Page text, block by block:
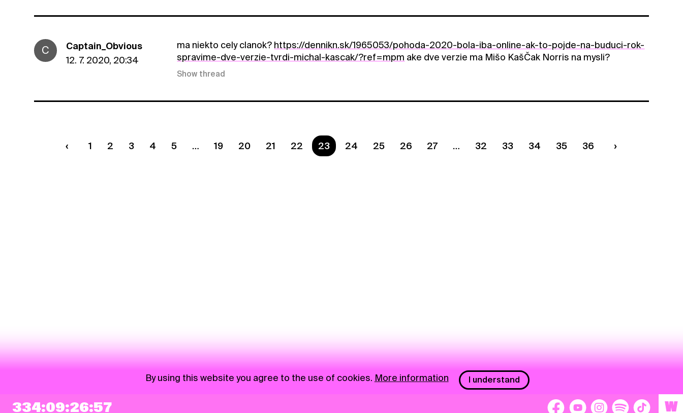
C
Captain_Obvious
12. 7. 2020, 20:34
ma niekto cely clanok? https://dennikn.sk/1965053/pohoda-2020-bola-iba-online-ak-to-pojde-na-buduci-rok-
spravime-dve-verzie-tvrdi-michal-kascak/?ref=mpm ake dve verzie ma Mišo KašČak Norris na mysli?
Show thread
1 2 3 4 5 19 20 21 22 You are on page
23 24 25 26 27 32 33 34 35 36
334:09:26:57 W
By using this website you agree to the use of cookies. More information I understand